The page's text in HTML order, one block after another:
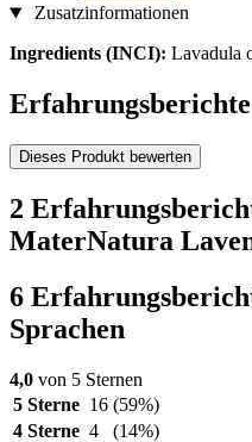
Zusatzinformationen
Ingredients (INCI): Lavadula
Dieses Produkt bewerten
2
MaterNatura
6
Sprachen
4,0 von 5 Sternen
5 Sterne 16 (59%)
4 Sterne 4
(14%)